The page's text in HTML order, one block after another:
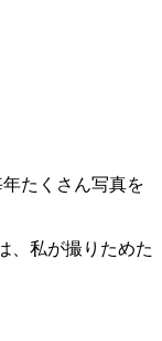
たくさん写真を
、私が撮りためた